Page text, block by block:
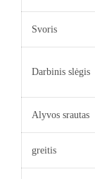
Svoris
Darbinis slėgis
Alyvos srautas
greitis